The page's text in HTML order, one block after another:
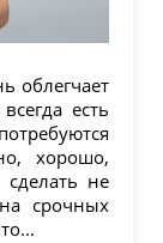
облегчает
есть
хорошо,
не
срочных